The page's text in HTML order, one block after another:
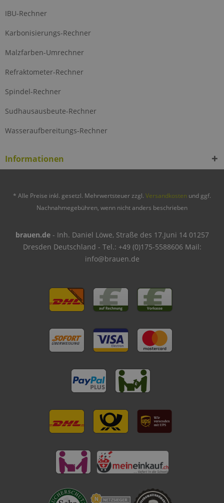
IBU-Rechner
Karbonisierungs-Rechner
Malzfarben-Umrechner
Refraktometer-Rechner
Spindel-Rechner
Sudhausausbeute-Rechner
Wasseraufbereitungs-Rechner
Informationen
* Alle Preise inkl. gesetzl. Mehrwertsteuer zzgl. Versandkosten und ggf.
Nachnahmegebühren, wenn nicht anders beschrieben
brauen.de- Inh. Daniel Löwe, Straße des 17.Juni 14 01257
Dresden Deutschland - Tel.: +49 (0)175-5588606 Mail:
info@brauen.de